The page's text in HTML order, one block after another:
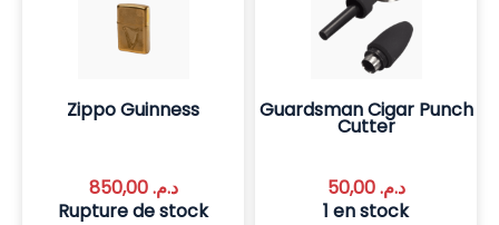
Zippo Guinness
د.م.850,00
Rupture de stock
Guardsman Cigar Punch
Cutter
د.م.50,00
1 en stock